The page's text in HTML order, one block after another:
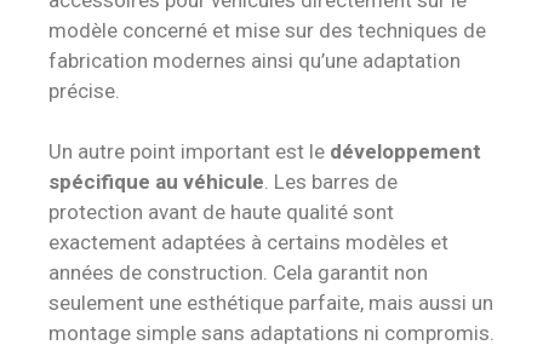
modèle concerné et mise sur des techniques de
fabrication modernes ainsi qu’une adaptation
précise.
Un autre point important est le développement
spécifique au véhicule. Les barres de
protection avant de haute qualité sont
exactement adaptées à certains modèles et
années de construction. Cela garantit non
seulement une esthétique parfaite, mais aussi un
montage simple sans adaptations ni compromis.